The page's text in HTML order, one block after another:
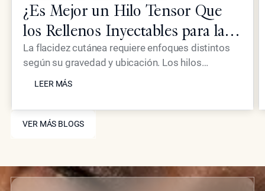
VER MÁS BLOGS
VER MÁS BLOGS
¿Es Mejor un Hilo Tensor Que
los Rellenos Inyectables para la
Piel Flácida?
La flacidez cutánea requiere enfoques distintos
según su gravedad y ubicación. Los hilos
tensores proporcionan un efecto mecánico de
de volumen y estimulación de colágeno para un
LEER MÁS
LEER MÁS